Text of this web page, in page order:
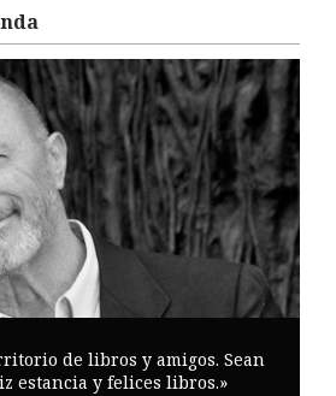
de libros y amigos. Sean
estancia y felices libros.»